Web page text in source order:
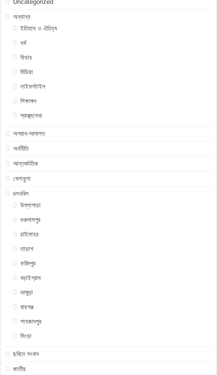
Uncategorized
অন্যান্য
ইতিহাস ও ঐতিহ্য
ধর্ম
ফিচার
মিডিয়া
লাইফস্টাইল
শিক্ষাঙ্গন
স্বাস্থ্যসেবা
অপরাধ-আদালত
অর্থনীতি
আন্তর্জাতিক
খেলাধুলা
চলনবিল
উল্লাপাড়া
গুরুদাসপুর
চাটমোহর
তাড়াশ
ফরিদপুর
বড়াইগ্রাম
ভাঙ্গুড়া
রায়গঞ্জ
শাহজাদপুর
সিংড়া
ছবিতে সংবাদ
জাতীয়